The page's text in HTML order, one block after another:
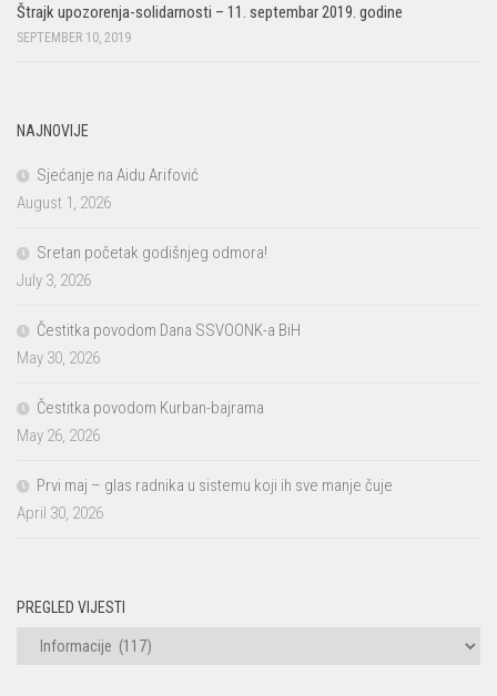
Štrajk upozorenja-solidarnosti – 11. septembar 2019. godine
SEPTEMBER 10, 2019
NAJNOVIJE
Sjećanje na Aidu Arifović
August 1, 2026
Sretan početak godišnjeg odmora!
July 3, 2026
Čestitka povodom Dana SSVOONK-a BiH
May 30, 2026
Čestitka povodom Kurban-bajrama
May 26, 2026
Prvi maj – glas radnika u sistemu koji ih sve manje čuje
April 30, 2026
PREGLED VIJESTI
PREGLED